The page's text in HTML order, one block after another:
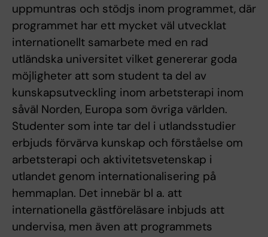
uppmuntras och stödjs inom programmet, där
programmet har ett mycket väl utvecklat
internationellt samarbete med en rad
utländska universitet vilket genererar goda
möjligheter att som student ta del av
kunskapsutveckling inom arbetsterapi inom
såväl Norden, Europa som övriga världen.
Studenter som inte tar del i utlandsstudier
erbjuds förvärva kunskap och förståelse om
arbetsterapi och aktivitetsvetenskap i
utlandet genom internationalisering på
hemmaplan. Det innebär bl a. att
internationella gästföreläsare inbjuds att
undervisa, men även att programmets